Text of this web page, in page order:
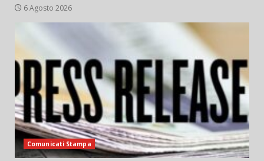
6 Agosto 2026
Comunicati Stampa